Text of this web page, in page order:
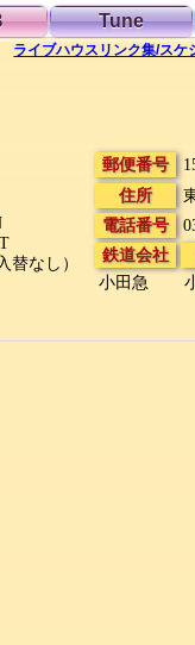
Tune
ライブハウス リンク集/スケ
替なし）
郵便番号
住所
電話番号
鉄道会社
小田急